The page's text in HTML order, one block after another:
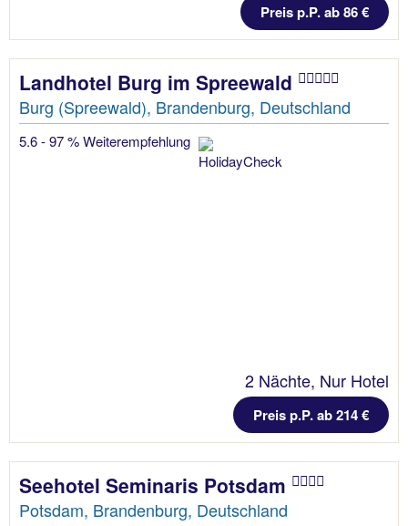
Preis p.P. ab 86 €
Landhotel Burg im Spreewald
Burg (Spreewald), Brandenburg, Deutschland
5.6 - 97 % Weiterempfehlung
2 Nächte, Nur Hotel
Preis p.P. ab 214 €
Seehotel Seminaris Potsdam
Potsdam, Brandenburg, Deutschland